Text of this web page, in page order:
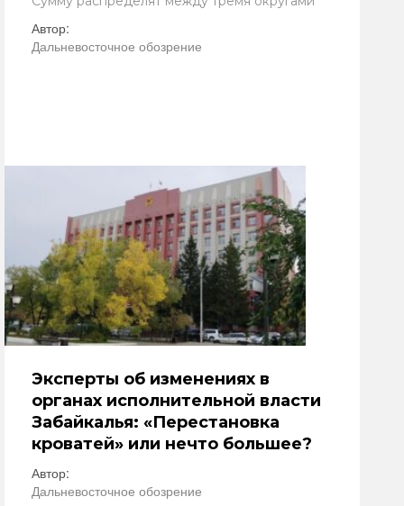
Автор:
Дальневосточное обозрение
Эксперты об изменениях в
органах исполнительной власти
Забайкалья: «Перестановка
кроватей» или нечто большее?
Автор:
Дальневосточное обозрение